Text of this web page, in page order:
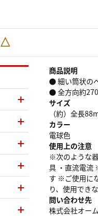
△
商品説明
● 細い筒状の
● 全方向約
サイズ
（約）全長
カラー
電球色
使用上の注意
※次のような
具 ・直流電流
す ※ご使用に
り、使用でき
問い合わせ先
株式会社オー